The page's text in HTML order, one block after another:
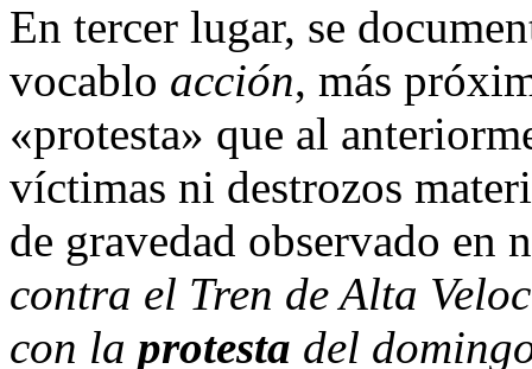
En tercer lugar, se
vocablo acción, más
«protesta» que al
víctimas ni destrozos
de gravedad observado en
contra el Tren de Alta
con la protesta del